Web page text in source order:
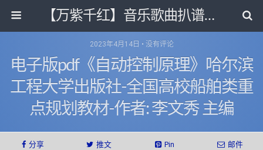
【万紫千红】音乐歌曲扒谱打带和电子书影视剧资源网
2023年4月14日 • 没有评论
电子版pdf《自动控制原理》哈尔滨
工程大学出版社-全国高校船舶类重
点规划教材-作者: 李文秀 主编
分享 推文 Pin 邮件